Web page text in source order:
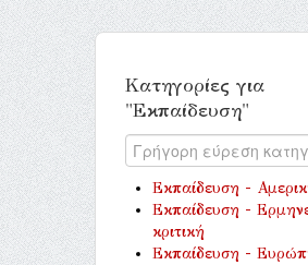
Κατηγορίες για
"Εκπαίδευση"
Εκπαίδευση -
Εκπαίδευση -
κριτική
Εκπαίδευση -